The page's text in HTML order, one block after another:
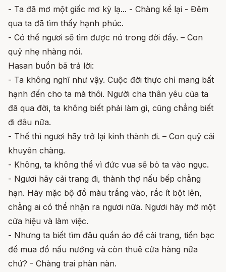
- Ta đã mơ một giấc mơ kỳ lạ... - Chàng kể lại - Đêm
qua ta đã tìm thấy hạnh phúc.
- Có thể ngươi sẽ tìm được nó trong đời đấy. – Con
quỷ nhẹ nhàng nói.
Hasan buồn bã trả lời:
- Ta không nghĩ như vậy. Cuộc đời thực chỉ mang bất
hạnh đến cho ta mà thôi. Người cha thân yêu của ta
đã qua đời, ta không biết phải làm gì, cũng chẳng biết
đi đâu nữa.
- Thế thì ngươi hãy trở lại kinh thành đi. – Con quỷ cái
khuyên chàng.
- Không, ta không thể vì đức vua sẽ bỏ ta vào ngục.
- Ngươi hãy cải trang đi, thành thợ nấu bếp chẳng
hạn. Hãy mặc bộ đồ màu trắng vào, rắc ít bột lên,
chẳng ai có thể nhận ra ngươi nữa. Ngươi hãy mở một
cửa hiệu và làm việc.
- Nhưng ta biết tìm đâu quần áo để cải trang, tiền bạc
để mua đồ nấu nướng và còn thuê cửa hàng nữa
chứ? - Chàng trai phàn nàn.